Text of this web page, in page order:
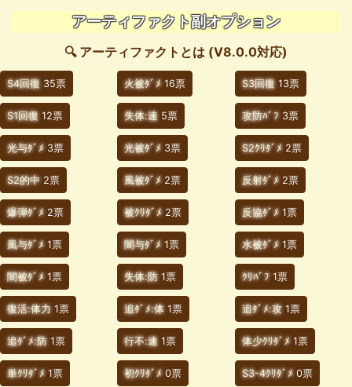
アーティファクト副オプション
🔍 アーティファクトとは (V8.0.0対応)
S4回復 35票 火被ﾀﾞﾒ 16票 S3回復 13票
S1回復 12票 失体:速 5票 攻防ﾊﾞﾌ 3票
光与ﾀﾞﾒ 3票 光被ﾀﾞﾒ 3票 S2ｸﾘﾀﾞﾒ 2票
S2的中 2票 風被ﾀﾞﾒ 2票 反射ﾀﾞﾒ 2票
爆弾ﾀﾞﾒ 2票 被ｸﾘﾀﾞﾒ 2票 反協ﾀﾞﾒ 1票
風与ﾀﾞﾒ 1票 闇与ﾀﾞﾒ 1票 水被ﾀﾞﾒ 1票
闇被ﾀﾞﾒ 1票 失体:防 1票 ｸﾘﾊﾞﾌ 1票
復活:体力 1票 追ﾀﾞﾒ:体 1票 追ﾀﾞﾒ:攻 1票
追ﾀﾞﾒ:防 1票 行不:速 1票 体少ｸﾘﾀﾞﾒ 1票
単ｸﾘﾀﾞﾒ 1票 初ｸﾘﾀﾞﾒ 0票 S3-4ｸﾘﾀﾞﾒ 0票